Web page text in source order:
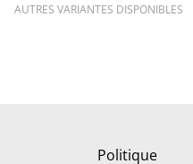
AUTRES VARIANTES DISPONIBLES
Politique